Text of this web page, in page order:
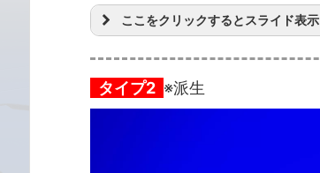
ここをクリックするとスライド表示
タイプ2 ※派生